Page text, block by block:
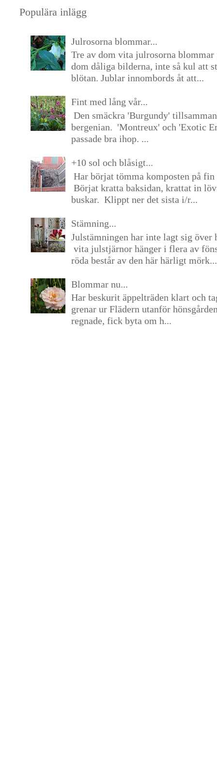
Populära inlägg
Julrosorna blommar...
Tre av dom vita julrosorna blommar
dom dåliga bilderna, inte så kul att
blötan. Jublar innombords åt att...
Fint med lång vår...
Den smäckra 'Burgundy'
bergenian. 'Montreux' och 'Exotic
passade bra ihop. ...
+10 sol och blåsigt...
Har börjat tömma komposten på
Börjat kratta baksidan, krattat in
buskar. Klippt ner det sista i/r...
Stämning...
Julstämningen har inte lagt sig över
vita julstjärnor hänger i flera av
röda består av den här härligt mörk...
Blommar nu...
Har beskurit äppelträden klart och
grenar ur Flädern utanför
regnade, fick byta om h...